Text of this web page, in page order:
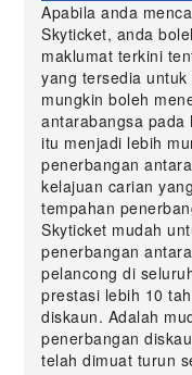
Apabila anda
Skyticket, anda
maklumat terkini
yang tersedia
mungkin boleh
antarabangsa pada
itu menjadi lebih
penerbangan
kelajuan carian
tempahan
Skyticket mudah
penerbangan
pelancong di
prestasi lebih 10
diskaun. Adalah
penerbangan
telah dimuat turun